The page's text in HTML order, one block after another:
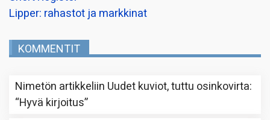
Lipper: rahastot ja markkinat
KOMMENTIT
Nimetön artikkeliin Uudet kuviot, tuttu osinkovirta:
“Hyvä kirjoitus”